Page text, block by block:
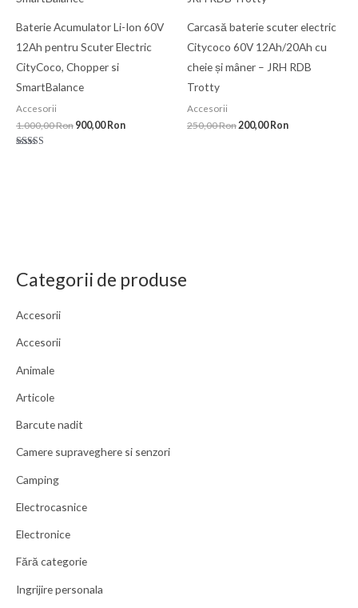
Categorii de produse
Accesorii
Accesorii
Animale
Articole
Barcute nadit
Camere supraveghere si senzori
Camping
Electrocasnice
Electronice
Fără categorie
Ingrijire personala
Baterie Acumulator Li-Ion 60V
12Ah pentru Scuter Electric
CityCoco, Chopper si
SmartBalance
Accesorii
1.000,00Ron 900,00Ron
Carcasă baterie scuter electric
Citycoco 60V 12Ah/20Ah cu
cheie și mâner – JRH RDB
Trotty
Accesorii
250,00Ron 200,00Ron